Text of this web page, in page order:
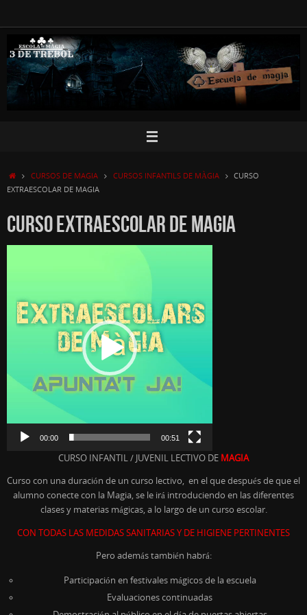
HOMECURSOS DE MAGIA CURSOS INFANTILS DE MÀGIA
CURSO
EXTRAESCOLAR DE MAGIA
CURSO EXTRAESCOLAR DE MAGIA
00:00 00:51
CURSO INFANTIL / JUVENIL LECTIVO DE MAGIA
Curso con una duración de un curso lectivo, en el que después de que el
alumno conecte con la Magia, se le irá introduciendo en las diferentes
clases y materias mágicas, a lo largo de un curso escolar.
CON TODAS LAS MEDIDAS SANITARIAS Y DE HIGIENE PERTINENTES
Pero además también habrá:
Participación en festivales mágicos de la escuela
Evaluaciones continuadas